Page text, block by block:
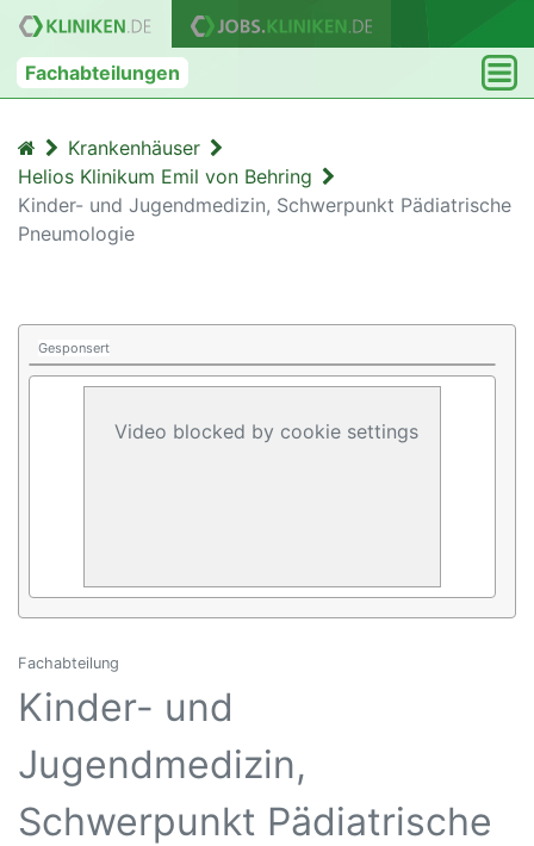
Fachabteilungen
Krankenhäuser
Helios Klinikum Emil von Behring
Kinder- und Jugendmedizin, Schwerpunkt Pädiatrische
Pneumologie
Gesponsert
Video blocked by cookie settings
Fachabteilung
Kinder- und
Jugendmedizin,
Schwerpunkt Pädiatrische